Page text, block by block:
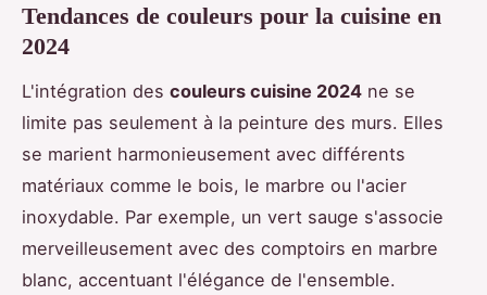
Tendances de couleurs pour la cuisine en
2024
L'intégration des couleurs cuisine 2024 ne se
limite pas seulement à la peinture des murs. Elles
se marient harmonieusement avec différents
matériaux comme le bois, le marbre ou l'acier
inoxydable. Par exemple, un vert sauge s'associe
merveilleusement avec des comptoirs en marbre
blanc, accentuant l'élégance de l'ensemble.